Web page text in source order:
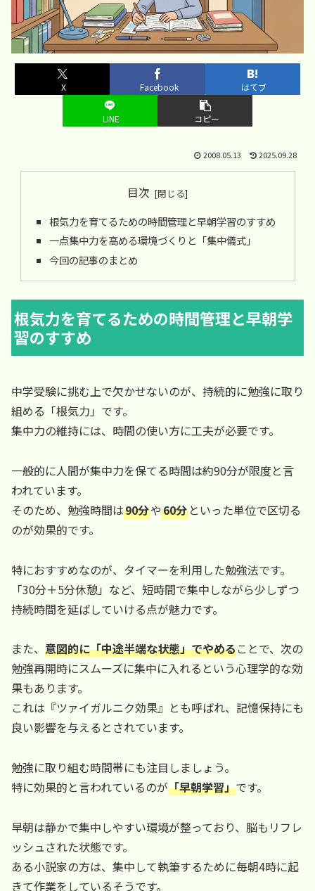
X Facebook はてブ
LINE コピー
2008.05.13 2025.09.28
目次
根気力を育てるための時間管理と早朝学習のすすめ
一点集中力を高める環境づくりと「集中儀式」
今回の記事のまとめ
根気力を育てるための時間管理と早朝学
習のすすめ
中学受験に挑む上で欠かせないのが、持続的に勉強に取り
組める「根気力」です。
集中力の維持には、時間の使い方に工夫が必要です。
一般的に人間が集中力を保てる時間は約90分が限度と言
われています。
そのため、勉強時間は90分や60分 といった単位で区切る
のが効果的です。
特におすすめなのが、タイマーを利用した勉強法です。
「30分＋5分休憩」など、短時間で集中しながら少しずつ
持続時間を延ばしていける点が魅力です。
また、 意図的に「中途半端な状態」でやめることで、次の
勉強再開時にスムーズに集中に入れるという心理学的な効
果もあります。
これは『ツァイガルニク効果』とも呼ばれ、記憶保持にも
良い影響を与えるとされています。
勉強に取り組む時間帯にも注目しましょう。
特に効果的と言われているのが「早朝学習」です。
早朝は静かで集中しやすい環境が整っており、脳もリフレ
ッシュされた状態です。
ある小説家の方は、集中して執筆するために毎朝4時に起
きて作業をしているそうです。